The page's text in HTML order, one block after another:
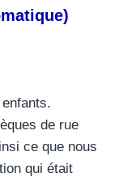
de rue
ce que nous
qui était